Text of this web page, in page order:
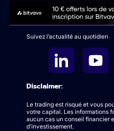
Suivez l’actualité au quotidien
Disclaimer:
Le trading est risqué et vous
votre capital. Les informations
aucun cas un conseil financier
d’investissement.